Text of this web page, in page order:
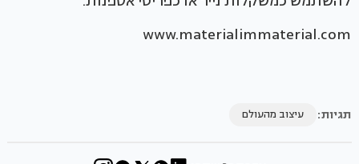
www.materialimmaterial.com
תגיות: עיצוב מהעולם